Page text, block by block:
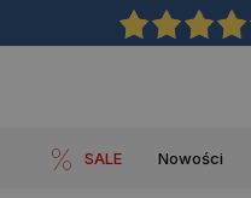
SALE Nowości